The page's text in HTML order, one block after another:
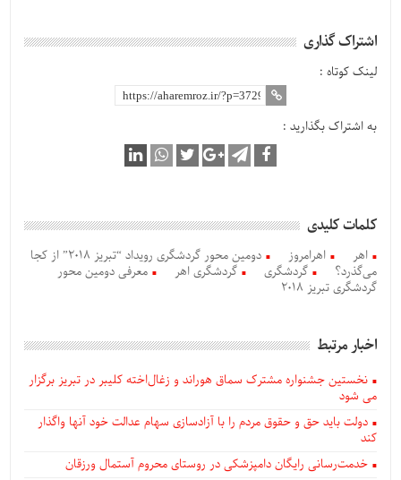
اشتراک گذاری
لینک کوتاه :
به اشتراک بگذارید :
کلمات کلیدی
اهر اهرامروز
دومین محور گردشگری رویداد “تبریز ۲۰۱۸” از کجا
می‌گذرد؟
گردشگری گردشگری اهر
معرفی دومین محور
گردشگری تبریز 2018
اخبار مرتبط
نخستین جشنواره مشترک سماق هوراند و زغال‌اخته کلیبر در تبریز برگزار
می شود
دولت باید حق و حقوق مردم را با آزادسازی سهام عدالت خود آنها واگذار
کند
خدمت‌رسانی رایگان دامپزشکی در روستای محروم آستمال ورزقان